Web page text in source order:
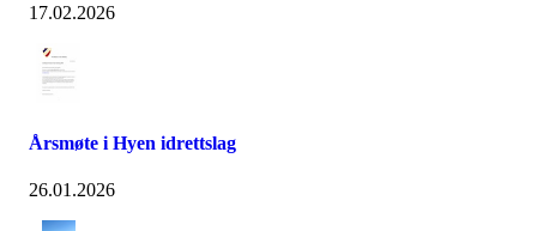
17.02.2026
Årsmøte i Hyen idrettslag
26.01.2026